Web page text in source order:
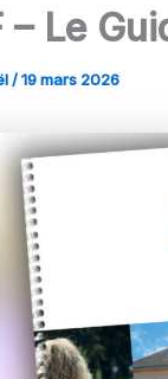
– Le
/19 mars 2026